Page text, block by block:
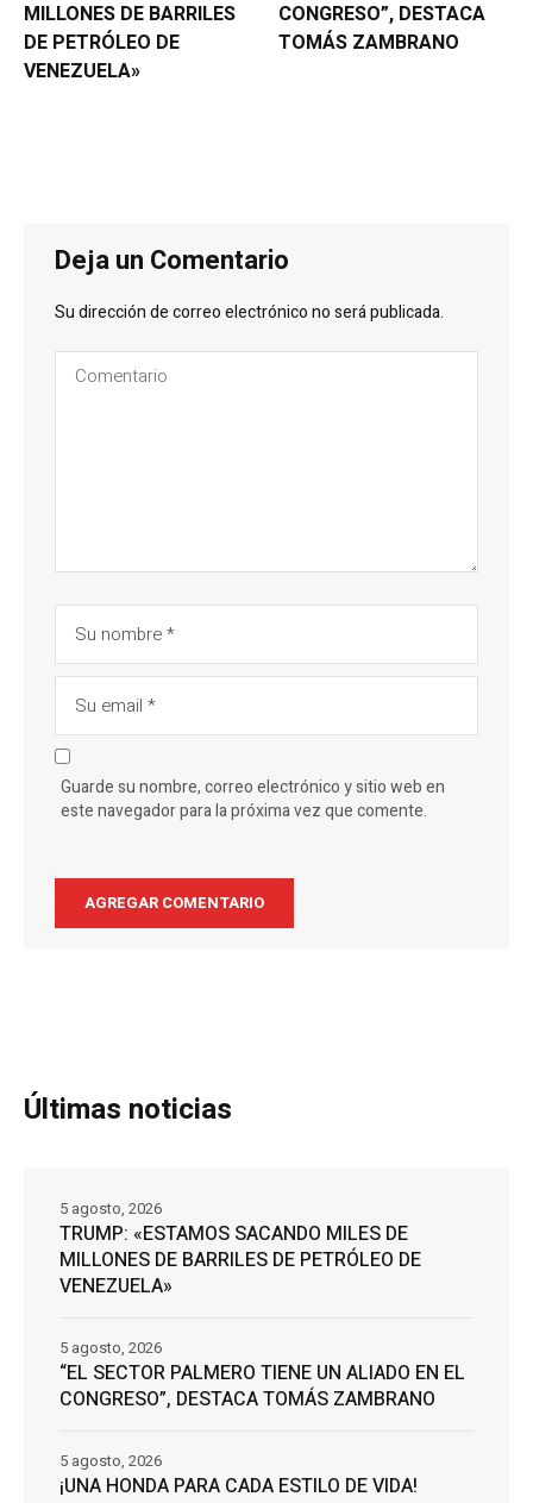
MILLONES DE BARRILES
DE PETRÓLEO DE
VENEZUELA»
CONGRESO”, DESTACA
TOMÁS ZAMBRANO
Deja un Comentario
Su dirección de correo electrónico no será publicada.
Guarde su nombre, correo electrónico y sitio web en
este navegador para la próxima vez que comente.
Últimas noticias
TRUMP: «ESTAMOS SACANDO MILES DE
MILLONES DE BARRILES DE PETRÓLEO DE
VENEZUELA»
5 agosto, 2026
“EL SECTOR PALMERO TIENE UN ALIADO EN EL
CONGRESO”, DESTACA TOMÁS ZAMBRANO
5 agosto, 2026
¡UNA HONDA PARA CADA ESTILO DE VIDA!
5 agosto, 2026